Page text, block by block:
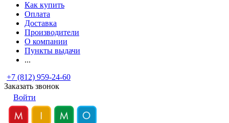
Как купить
Оплата
Доставка
Производители
О компании
Пункты выдачи
...
+7 (812) 959-24-60
Заказать звонок
Войти